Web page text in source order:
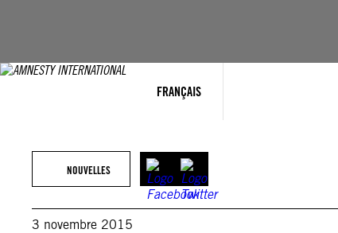
FRANÇAIS
NOUVELLES
3 novembre 2015